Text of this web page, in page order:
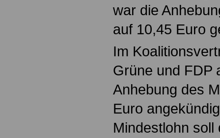
war die
auf 10,45 Euro
Im
Grüne und FDP
Anhebung des
Euro
Mindestlohn